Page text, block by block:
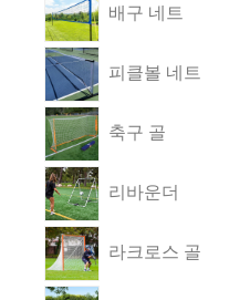
배구 네트
피클볼 네트
축구 골
리바운더
라크로스 골